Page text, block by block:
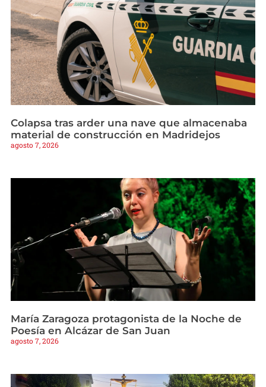
Colapsa tras arder una nave que almacenaba
material de construcción en Madridejos
agosto 7, 2026
María Zaragoza protagonista de la Noche de
Poesía en Alcázar de San Juan
agosto 7, 2026